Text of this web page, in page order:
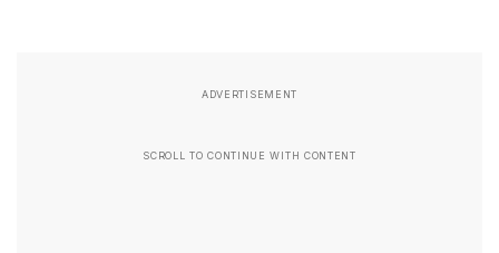
ADVERTISEMENT
SCROLL TO CONTINUE WITH CONTENT